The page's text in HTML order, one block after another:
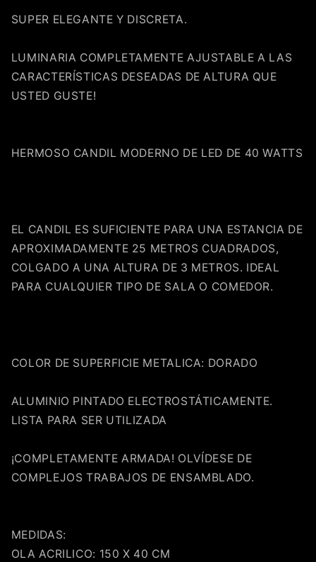
SUPER ELEGANTE Y DISCRETA.
LUMINARIA COMPLETAMENTE AJUSTABLE A LAS
CARACTERÍSTICAS DESEADAS DE ALTURA QUE
USTED GUSTE!
HERMOSO CANDIL MODERNO DE LED DE 40 WATTS
EL CANDIL ES SUFICIENTE PARA UNA ESTANCIA DE
APROXIMADAMENTE 25 METROS CUADRADOS,
COLGADO A UNA ALTURA DE 3 METROS. IDEAL
PARA CUALQUIER TIPO DE SALA O COMEDOR.
COLOR DE SUPERFICIE METALICA: DORADO
ALUMINIO PINTADO ELECTROSTÁTICAMENTE.
LISTA PARA SER UTILIZADA
¡COMPLETAMENTE ARMADA! OLVÍDESE DE
COMPLEJOS TRABAJOS DE ENSAMBLADO.
MEDIDAS:
OLA ACRILICO: 150 X 40 CM
Compra ahora y paga a meses
sin tarjeta de crédito
2 la cantidad de mesesy confirma.
Crédito sujeto a aprobación.